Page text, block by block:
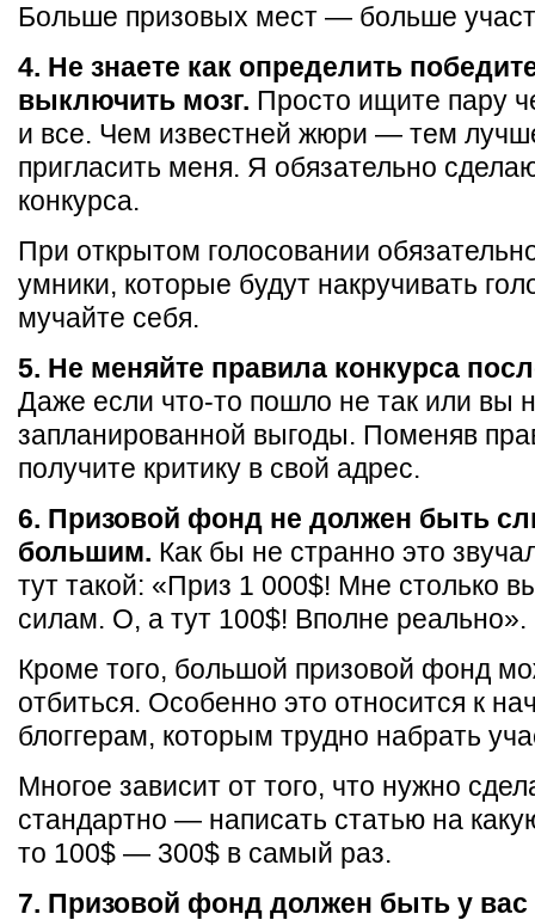
Больше призовых мест — больше
4. Не знаете как определить
выключить мозг. Просто ищите пару
и все. Чем известней жюри — тем
пригласить меня. Я обязательно
конкурса.
При открытом голосовании
умники, которые будут накручивать
мучайте себя.
5. Не меняйте правила конкурса
Даже если что-то пошло не так или вы
запланированной выгоды. Поменяв
получите критику в свой адрес.
6. Призовой фонд не должен быть
большим. Как бы не странно это
тут такой: «Приз 1 000$! Мне столько
силам. О, а тут 100$! Вполне реально».
Кроме того, большой призовой фонд
отбиться. Особенно это относится к
блоггерам, которым трудно набрать
Многое зависит от того, что нужно
стандартно — написать статью на
то 100$ — 300$ в самый раз.
7. Призовой фонд должен быть у вас